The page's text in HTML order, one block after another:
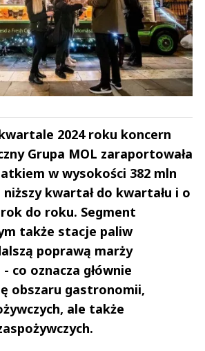
2024 roku koncern
Grupa MOL zaraportowała
w wysokości 382 mln
niższy kwartał do kwartału i o
do roku. Segment
także stacje paliw
poprawą marży
co oznacza głównie
obszaru gastronomii,
ale także